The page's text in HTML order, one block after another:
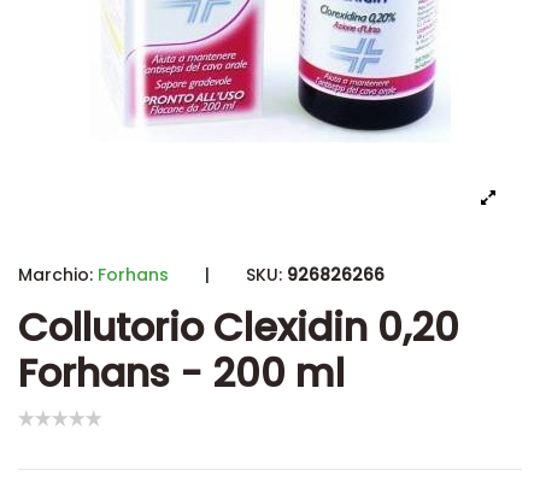
Marchio: Forhans | SKU: 926826266
Collutorio Clexidin 0,20
Forhans - 200 ml